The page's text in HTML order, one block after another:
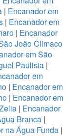
| Encanador em
| Encanador em
| Encanador
João Climaco
em São
Paulista|
em
| Encanador em
| Encanador em
| Encanador
Branca |
na Água Funda |